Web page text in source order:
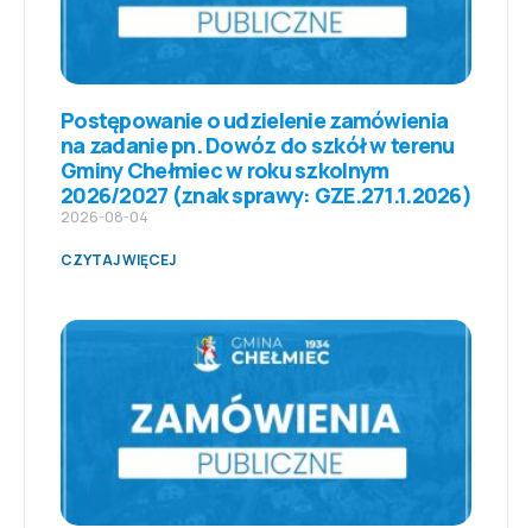
Postępowanie o udzielenie zamówienia
na zadanie pn. Dowóz do szkół w terenu
Gminy Chełmiec w roku szkolnym
2026/2027 (znak sprawy: GZE.271.1.2026)
2026-08-04
CZYTAJ WIĘCEJ